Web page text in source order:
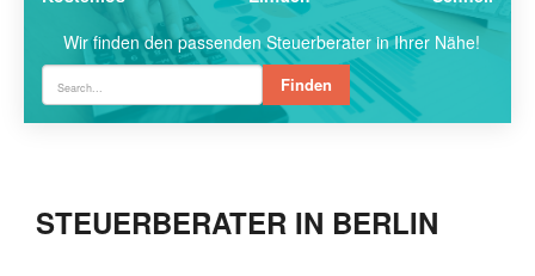
Wir finden den passenden Steuerberater in Ihrer Nähe!
Finden
STEUERBERATER IN BERLIN